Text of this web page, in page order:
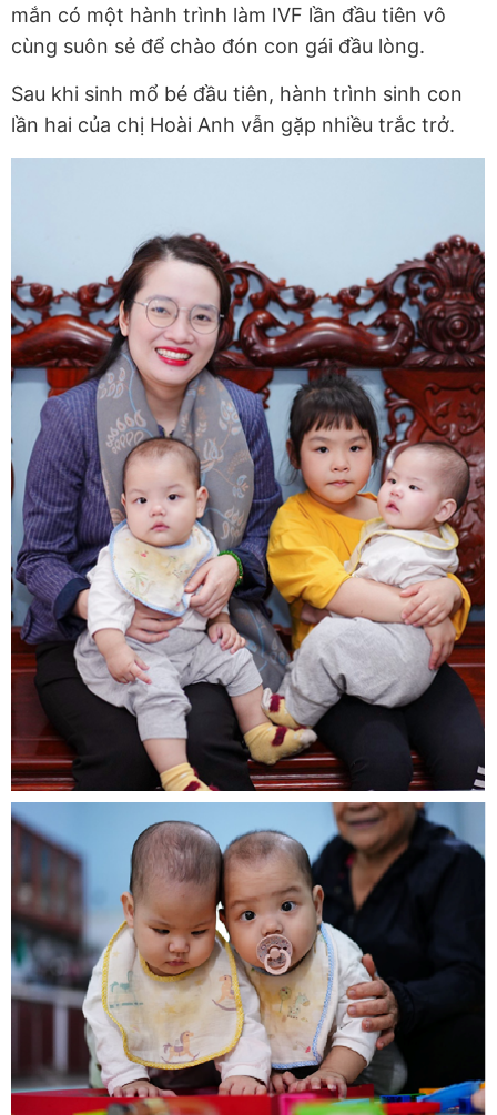
mắn có một hành trình làm IVF lần đầu tiên vô
cùng suôn sẻ để chào đón con gái đầu lòng.
Sau khi sinh mổ bé đầu tiên, hành trình sinh con
lần hai của chị Hoài Anh vẫn gặp nhiều trắc trở.